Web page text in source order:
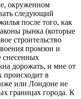
окруженном
следующий
после того, как
рынка (которые
строительство
промзон и
снесенных
дорожать, и мне от
происходит в
или Лондоне не
границах города. К